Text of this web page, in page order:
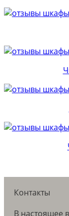
Контакты
В настоящее